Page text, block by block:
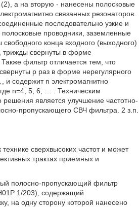
а на вторую - нанесены полосковые
связанных резонаторов.
последовательно узкие и
проводники, заземленные
конца входного (выходного)
трижды свернуты в форме
фильтр отличается тем, что
p раз в форме нерегулярного
содержит n электромагнитно
n=4, 5, 6, … . Техническим
решения является улучшение частотно-
пропускающего СВЧ фильтра. 2 з.п.
сверхвысоких частот и может
трактах приемных и
полосно-пропускающий фильтр
1/203), содержащий
на одну сторону которой нанесено